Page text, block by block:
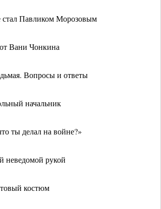
стал Павликом Морозовым
Вани Чонкина
Вопросы и ответы
начальник
ты делал на войне?»
неведомой рукой
костюм